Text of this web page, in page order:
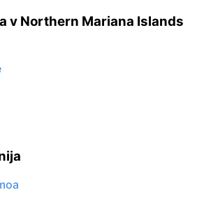
v Northern Mariana Islands